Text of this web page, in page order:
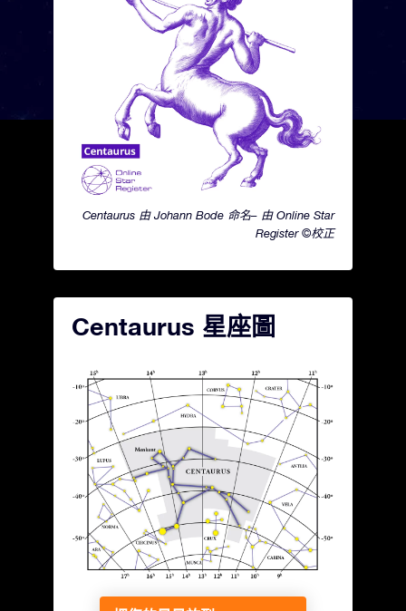
Centaurus 由 Johann Bode 命名– 由 Online Star
Register ©校正
Centaurus 星座圖